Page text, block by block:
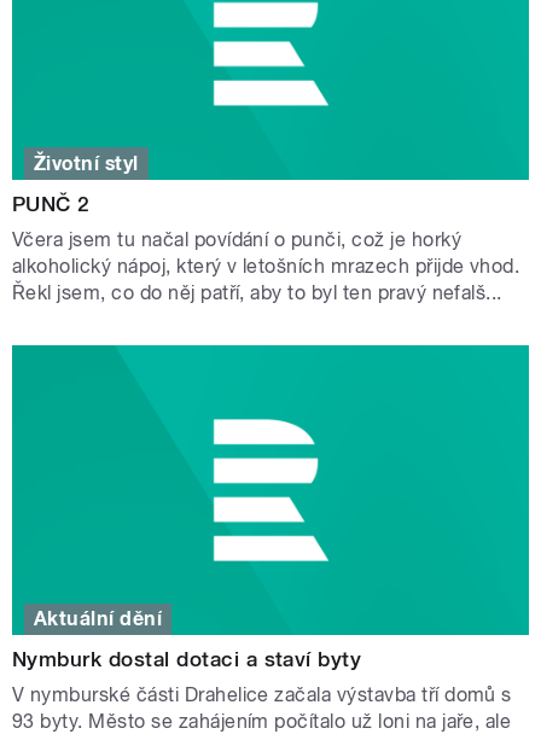
Životní styl
PUNČ 2
Včera jsem tu načal povídání o punči, což je horký
alkoholický nápoj, který v letošních mrazech přijde vhod.
Řekl jsem, co do něj patří, aby to byl ten pravý nefalš...
Aktuální dění
Nymburk dostal dotaci a staví byty
V nymburské části Drahelice začala výstavba tří domů s
93 byty. Město se zahájením počítalo už loni na jaře, ale